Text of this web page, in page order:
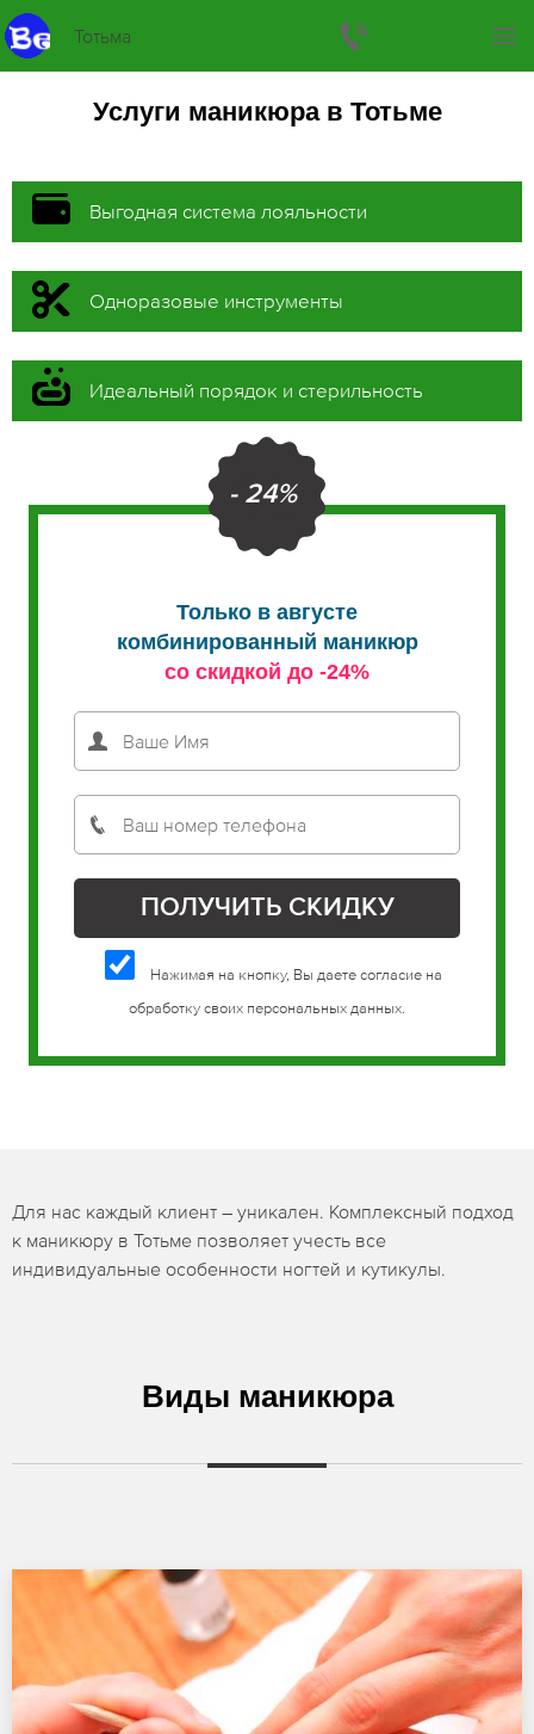
Тотьма
Услуги маникюра в Тотьме
Выгодная система лояльности
Одноразовые инструменты
Идеальный порядок и стерильность
- 24%
Только в августе
комбинированный маникюр
со скидкой до -24%
Нажимая на кнопку, Вы даете согласие на
обработку своих персональных данных.
Для нас каждый клиент – уникален. Комплексный подход
к маникюру в Тотьме позволяет учесть все
индивидуальные особенности ногтей и кутикулы.
Виды маникюра